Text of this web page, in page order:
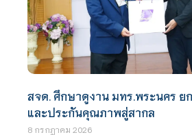
สจด. ศึกษาดูงาน มทร.พระนคร ย
และประกันคุณภาพสู่สากล
8 กรกฎาคม 2026